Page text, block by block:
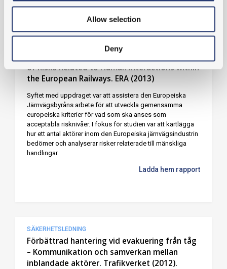
Allow selection
Deny
Study on the Assessment and the Acceptance
of Risks Related to Human Interactions within
the European Railways. ERA (2013)
Syftet med uppdraget var att assistera den Europeiska
Järnvägsbyråns arbete för att utveckla gemensamma
europeiska kriterier för vad som ska anses som
acceptabla risknivåer. I fokus för studien var att kartlägga
hur ett antal aktörer inom den Europeiska järnvägsindustrin
bedömer och analyserar risker relaterade till mänskliga
handlingar.
Ladda hem rapport
SÄKERHETSLEDNING
Förbättrad hantering vid evakuering från tåg
– Kommunikation och samverkan mellan
inblandade aktörer. Trafikverket (2012).